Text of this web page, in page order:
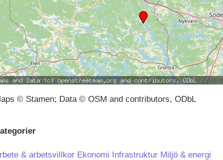
© Stamen; Data © OSM and contributors, ODbL
& arbetsvillkor Ekonomi Infrastruktur Miljö & energi